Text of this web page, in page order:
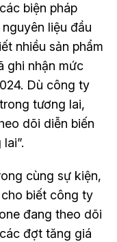
biện pháp
liệu đầu
nhiều sản phẩm
ghi nhận mức
Dù công ty
tương lai,
dõi diễn biến
cùng sự kiện,
biết công ty
đang theo dõi
đợt tăng giá